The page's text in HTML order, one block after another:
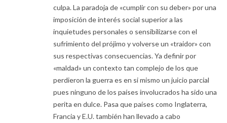
culpa. La paradoja de «cumplir con su deber» por una
imposición de interés social superior a las
inquietudes personales o sensibilizarse con el
sufrimiento del prójimo y volverse un «traidor» con
sus respectivas consecuencias. Ya definir por
«maldad» un contexto tan complejo de los que
perdieron la guerra es en si mismo un juicio parcial
pues ninguno de los países involucrados ha sido una
perita en dulce. Pasa que países como Inglaterra,
Francia y E.U. también han llevado a cabo